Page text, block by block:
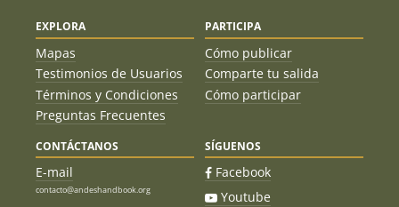
EXPLORA
Mapas
Testimonios de Usuarios
Términos y Condiciones
Preguntas Frecuentes
PARTICIPA
Cómo publicar
Comparte tu salida
Cómo participar
CONTÁCTANOS
E-mail
contacto@andeshandbook.org
SÍGUENOS
Facebook
Youtube